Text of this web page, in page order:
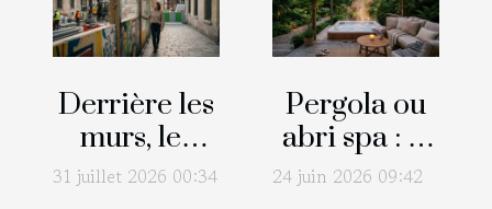
Derrière les
murs, les
secrets des
31 juillet 2026 00:34
Pergola ou
abri spa : le
bon choix
24 juin 2026 09:42